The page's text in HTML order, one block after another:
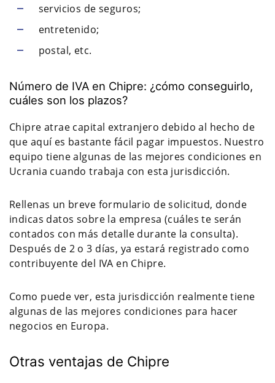
servicios de seguros;
entretenido;
postal, etc.
Número de IVA en Chipre: ¿cómo conseguirlo,
cuáles son los plazos?
Chipre atrae capital extranjero debido al hecho de
que aquí es bastante fácil pagar impuestos. Nuestro
equipo tiene algunas de las mejores condiciones en
Ucrania cuando trabaja con esta jurisdicción.
Rellenas un breve formulario de solicitud, donde
indicas datos sobre la empresa (cuáles te serán
contados con más detalle durante la consulta).
Después de 2 o 3 días, ya estará registrado como
contribuyente del IVA en Chipre.
Como puede ver, esta jurisdicción realmente tiene
algunas de las mejores condiciones para hacer
negocios en Europa.
Otras ventajas de Chipre